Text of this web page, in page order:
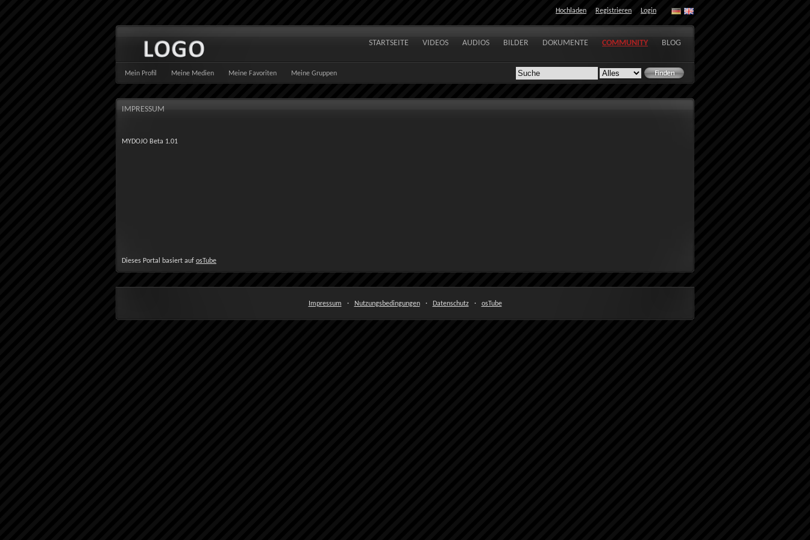
Hochladen Registrieren Login
STARTSEITE VIDEOS AUDIOS BILDER DOKUMENTE COMMUNITY BLOG
Mein Profil Meine Medien Meine Favoriten Meine Gruppen
IMPRESSUM
MYDOJO Beta 1.01
Dieses Portal basiert auf osTube
Impressum · Nutzungsbedingungen · Datenschutz · osTube